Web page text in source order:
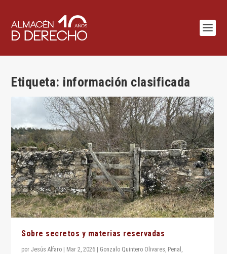
Etiqueta: información clasificada
Sobre secretos y materias reservadas
porJesús Alfaro Mar 2, 2026 Gonzalo Quintero Olivares, Penal ,